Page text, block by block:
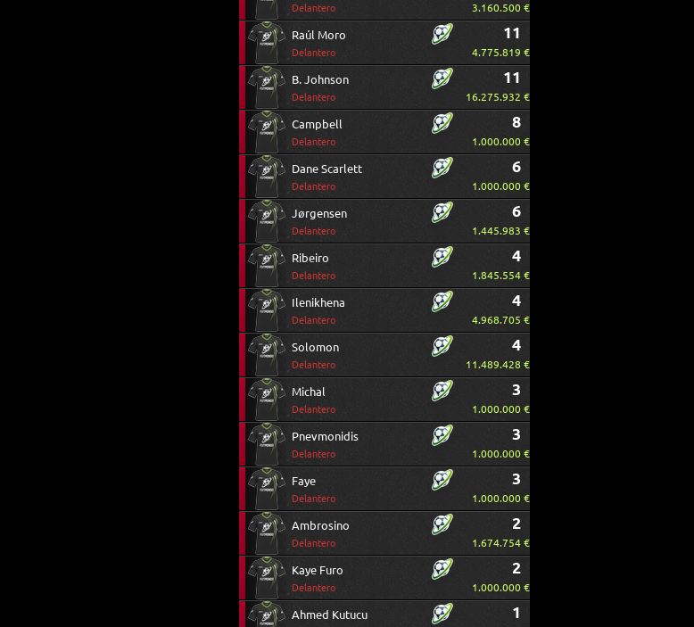
Delantero 3.160.500 €
Raúl Moro
Delantero
11
4.775.819 €
B. Johnson
Delantero
11
16.275.932 €
Campbell
Delantero
8
1.000.000 €
Dane Scarlett
Delantero
6
1.000.000 €
Jørgensen
Delantero
6
1.445.983 €
Ribeiro
Delantero
4
1.845.554 €
Ilenikhena
Delantero
4
4.968.705 €
Solomon
Delantero
4
11.489.428 €
Michal
Delantero
3
1.000.000 €
Pnevmonidis
Delantero
3
1.000.000 €
Faye
Delantero
3
1.000.000 €
Ambrosino
Delantero
2
1.674.754 €
Kaye Furo
Delantero
2
1.000.000 €
Ahmed Kutucu 1